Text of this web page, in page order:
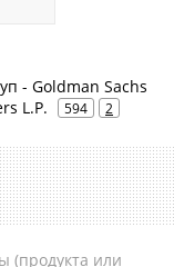
- Goldman Sachs
L.P.
594 2
(продукта или